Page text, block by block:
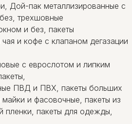
Дой-пак металлизированные с
трехшовные
и без, пакеты
и кофе с клапаном дегазации
с еврослотом и липким
ПВД и ПВХ, пакеты больших
и фасовочные, пакеты из
пленки, пакеты для одежды,